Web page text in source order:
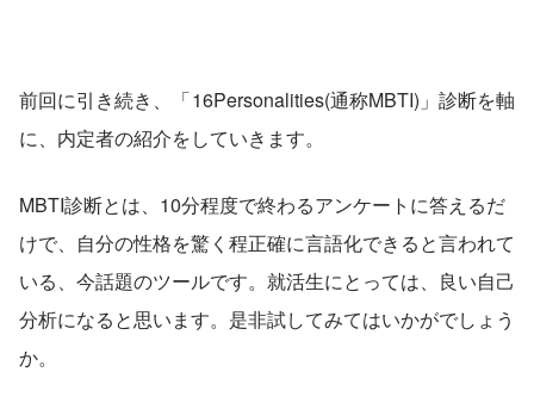
前回に引き続き、「16Personalities(通称MBTI)」診断を軸
に、内定者の紹介をしていきます。
MBTI診断とは、10分程度で終わるアンケートに答えるだ
けで、自分の性格を驚く程正確に言語化できると言われて
いる、今話題のツールです。就活生にとっては、良い自己
分析になると思います。是非試してみてはいかがでしょう
か。